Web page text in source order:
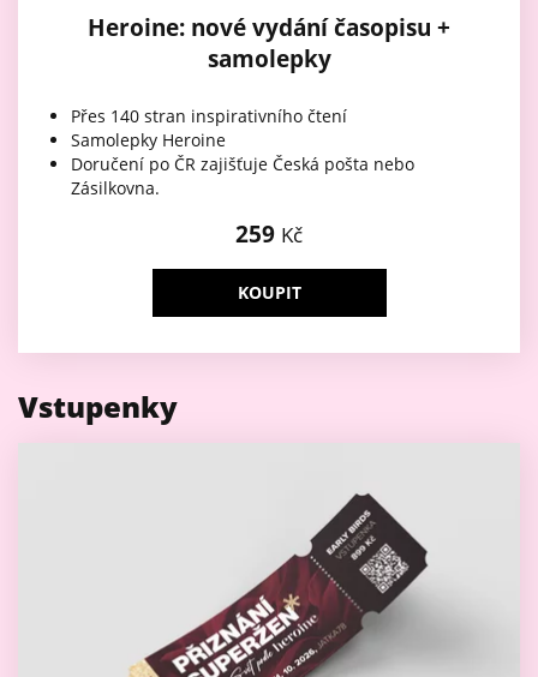
Heroine: nové vydání časopisu +
samolepky
Přes 140 stran inspirativního čtení
Samolepky Heroine
Doručení po ČR zajišťuje Česká pošta nebo
Zásilkovna.
259 Kč
KOUPIT
Vstupenky